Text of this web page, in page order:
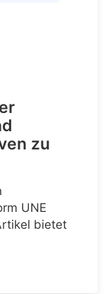
zu
UNE
bietet